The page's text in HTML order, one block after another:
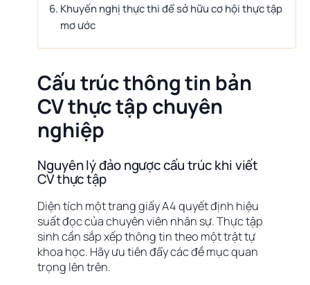
Khuyến nghị thực thi để sở hữu cơ hội thực tập
mơ ước
Cấu trúc thông tin bản
CV thực tập chuyên
nghiệp
Nguyên lý đảo ngược cấu trúc khi viết
CV thực tập
Diện tích một trang giấy A4 quyết định hiệu
suất đọc của chuyên viên nhân sự. Thực tập
sinh cần sắp xếp thông tin theo một trật tự
khoa học. Hãy ưu tiên đẩy các đề mục quan
trọng lên trên.